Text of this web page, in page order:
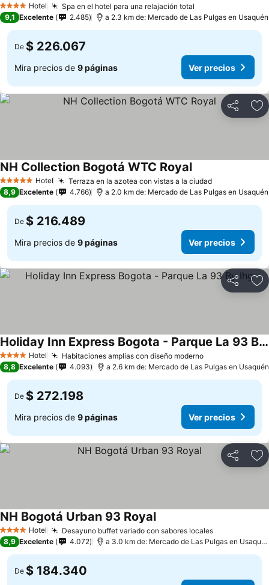
4 EstrellasHotel Spa en el hotel para una relajación total
9,1 Excelente 2.485 a 2.3 km de: Mercado de Las Pulgas en Usaquén
De $ 226.067
Mira precios de 9 páginas Ver precios
Compartir
5 Estrellas Hotel Terraza en la azotea con vistas a la ciudadVer precios
NH Collection Bogotá WTC RoyalVer precios
8,9 Excelente 4.766 a 2.0 km de: Mercado de Las Pulgas en Usaquén
De $ 216.489
Mira precios de 9 páginas Ver precios
Compartir
4 EstrellasHotel Habitaciones amplias con diseño modernoVer precios
Holiday Inn Express Bogota - Parque La 93 By Ihg
Ver precios
8,8 Excelente 4.093 a 2.6 km de: Mercado de Las Pulgas en Usaquén
De $ 272.198
Mira precios de 9 páginas Ver precios
Compartir
4 EstrellasHotel Desayuno buffet variado con sabores localesVer precios
NH Bogotá Urban 93 RoyalVer precios
8,9 Excelente 4.072 a 3.0 km de: Mercado de Las Pulgas en Usaquén
De $ 184.340